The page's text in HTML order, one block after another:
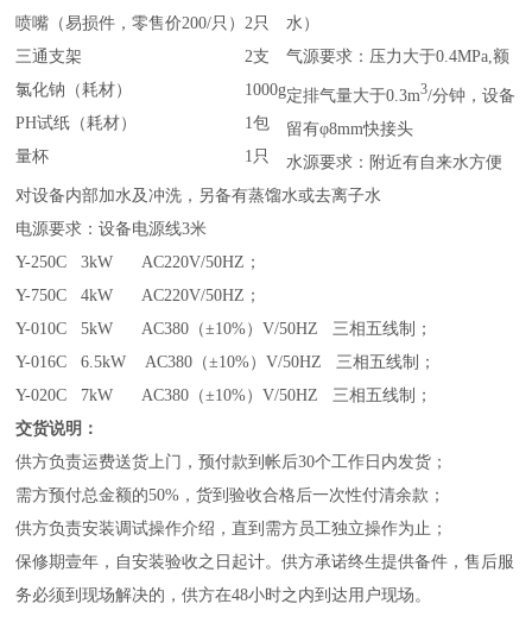
喷嘴（易损件，零售价200/只） 2只
三通支架
2支
氯化钠（耗材）
1000g
PH试纸（耗材）
1包
量杯
1只
水）
气源要求：压力大于0.4MPa,额
定排气量大于0.3m3/分钟，设备
留有φ8mm快接头
水源要求：附近有自来水方便
对设备内部加水及冲洗，另备有蒸馏水或去离子水
电源要求：设备电源线3米
Y-250C 3kW AC220V/50HZ；
Y-750C 4kW AC220V/50HZ；
Y-010C 5kW AC380（±10%）V/50HZ 三相五线制；
Y-016C 6.5kW AC380（±10%）V/50HZ 三相五线制；
Y-020C 7kW AC380（±10%）V/50HZ 三相五线制；
交货说明：
供方负责运费送货上门，预付款到帐后30个工作日内发货；
需方预付总金额的50%，货到验收合格后一次性付清余款；
供方负责安装调试操作介绍，直到需方员工独立操作为止；
保修期壹年，自安装验收之日起计。供方承诺终生提供备件，售后服
务必须到现场解决的，供方在48小时之内到达用户现场。